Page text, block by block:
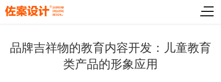
品牌吉祥物的教育内容开发：儿童教育
类产品的形象应用